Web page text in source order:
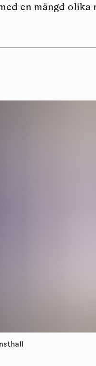
en mängd olika